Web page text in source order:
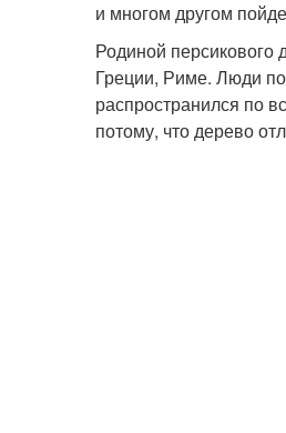
и многом другом
Родиной персикового
Греции, Риме. Люди по
распространился по
потому, что дерево